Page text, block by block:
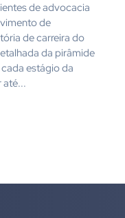
de advocacia
de
de carreira do
da pirâmide
estágio da
até...